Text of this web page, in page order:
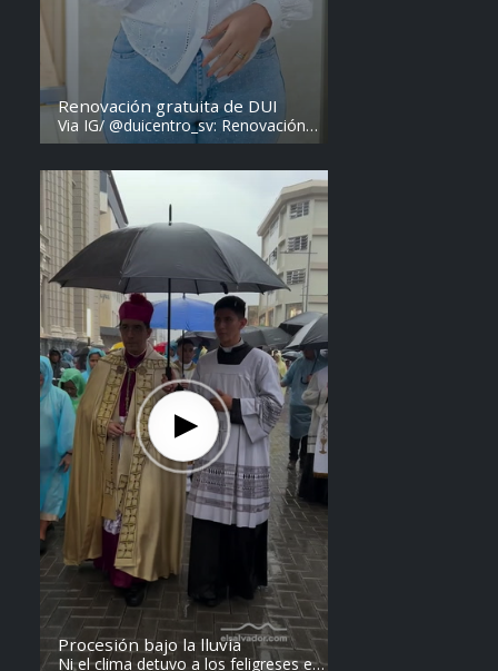
Renovación gratuita de DUI
Via IG/ @duicentro_sv: Renovación
de DUI
Procesión bajo la lluvia
Ni el clima detuvo a los feligreses en